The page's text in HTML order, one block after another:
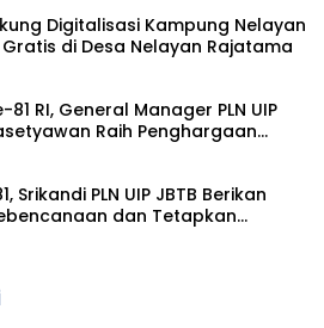
Digitalisasi Kampung Nelayan
di Desa Nelayan Rajatama
81 RI, General Manager PLN UIP
Raih Penghargaan
Srikandi PLN UIP JBTB Berikan
dan Tetapkan
Banyuwangi